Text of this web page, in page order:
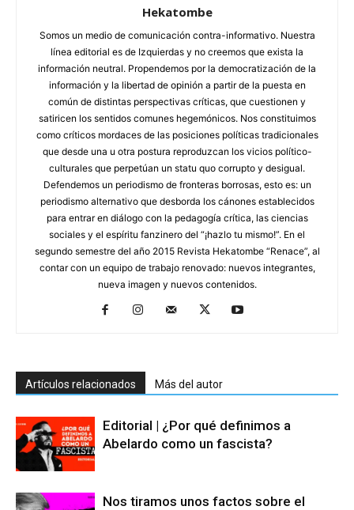
Hekatombe
Somos un medio de comunicación contra-informativo. Nuestra
línea editorial es de Izquierdas y no creemos que exista la
información neutral. Propendemos por la democratización de la
información y la libertad de opinión a partir de la puesta en
común de distintas perspectivas críticas, que cuestionen y
satiricen los sentidos comunes hegemónicos. Nos constituimos
como críticos mordaces de las posiciones políticas tradicionales
que desde una u otra postura reproduzcan los vicios político-
culturales que perpetúan un statu quo corrupto y desigual.
Defendemos un periodismo de fronteras borrosas, esto es: un
periodismo alternativo que desborda los cánones establecidos
para entrar en diálogo con la pedagogía crítica, las ciencias
sociales y el espíritu fanzinero del “¡hazlo tu mismo!”. En el
segundo semestre del año 2015 Revista Hekatombe “Renace”, al
contar con un equipo de trabajo renovado: nuevos integrantes,
nueva imagen y nuevos contenidos.
Artículos relacionados Más del autor
Editorial | ¿Por qué definimos a
Abelardo como un fascista?
Nos tiramos unos factos sobre el